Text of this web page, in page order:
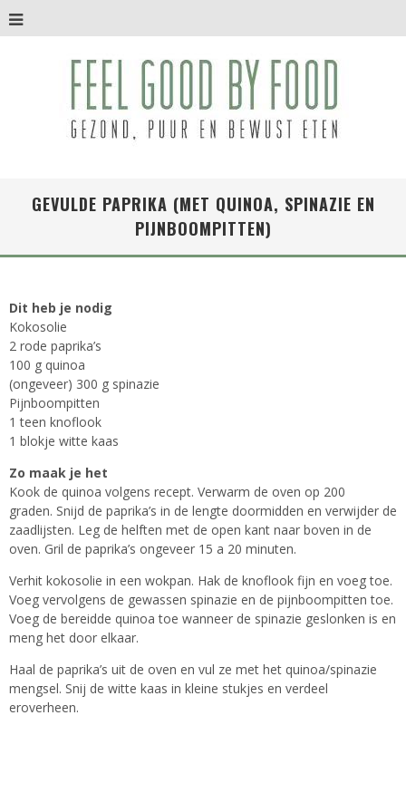
GEVULDE PAPRIKA (MET QUINOA, SPINAZIE EN
PIJNBOOMPITTEN)
Dit heb je nodig
Kokosolie
2 rode paprika’s
100 g quinoa
(ongeveer) 300 g spinazie
Pijnboompitten
1 teen knoflook
1 blokje witte kaas
Zo maak je het
Kook de quinoa volgens recept. Verwarm de oven op 200
graden. Snijd de paprika’s in de lengte doormidden en verwijder de
zaadlijsten. Leg de helften met de open kant naar boven in de
oven. Gril de paprika’s ongeveer 15 a 20 minuten.
Verhit kokosolie in een wokpan. Hak de knoflook fijn en voeg toe.
Voeg vervolgens de gewassen spinazie en de pijnboompitten toe.
Voeg de bereidde quinoa toe wanneer de spinazie geslonken is en
meng het door elkaar.
Haal de paprika’s uit de oven en vul ze met het quinoa/spinazie
mengsel. Snij de witte kaas in kleine stukjes en verdeel
eroverheen.